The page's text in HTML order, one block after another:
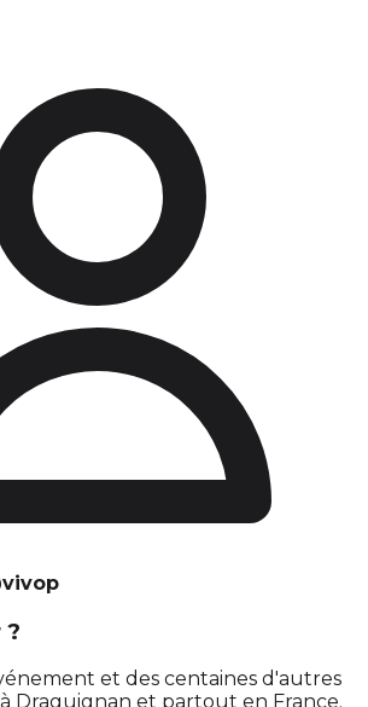
?
et des centaines d'autres
Draguignan et partout en France.